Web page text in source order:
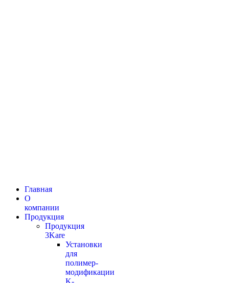
Главная
О
компании
Продукция
Продукция
3Kare
Установки
для
полимер-
модификации
K-